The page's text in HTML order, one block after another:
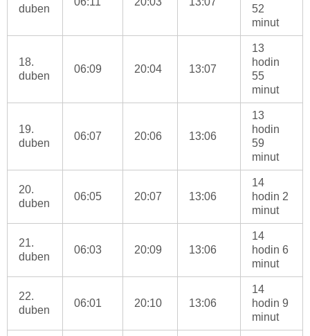
duben
52
minut
18.
duben
06:09 20:04 13:07
13
hodin
55
minut
19.
duben
06:07 20:06 13:06
13
hodin
59
minut
20.
duben
06:05 20:07 13:06
14
hodin 2
minut
21.
duben
06:03 20:09 13:06
14
hodin 6
minut
22.
duben
06:01 20:10 13:06
14
hodin 9
minut